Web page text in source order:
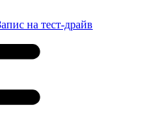
на тест-драйв